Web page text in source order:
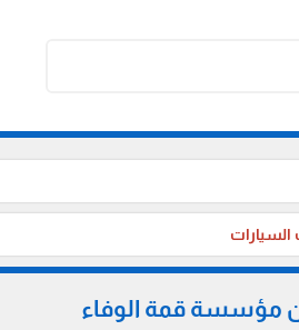
مؤسسة قمة الوفاء